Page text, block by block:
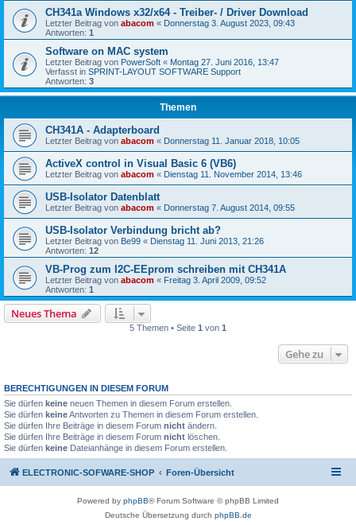
CH341a Windows x32/x64 - Treiber- / Driver Download
Letzter Beitrag von abacom « Donnerstag 3. August 2023, 09:43
Antworten: 1
Software on MAC system
Letzter Beitrag von PowerSoft « Montag 27. Juni 2016, 13:47
Verfasst in SPRINT-LAYOUT SOFTWARE Support
Antworten: 3
Themen
CH341A - Adapterboard
Letzter Beitrag von abacom « Donnerstag 11. Januar 2018, 10:05
ActiveX control in Visual Basic 6 (VB6)
Letzter Beitrag von abacom « Dienstag 11. November 2014, 13:46
USB-Isolator Datenblatt
Letzter Beitrag von abacom « Donnerstag 7. August 2014, 09:55
USB-Isolator Verbindung bricht ab?
Letzter Beitrag von Be99 « Dienstag 11. Juni 2013, 21:26
Antworten: 12
VB-Prog zum I2C-EEprom schreiben mit CH341A
Letzter Beitrag von abacom « Freitag 3. April 2009, 09:52
Antworten: 1
Neues Thema
5 Themen • Seite 1 von 1
Gehe zu
BERECHTIGUNGEN IN DIESEM FORUM
Sie dürfen keine neuen Themen in diesem Forum erstellen.
Sie dürfen keineAntworten zu Themen in diesem Forum erstellen.
Sie dürfen Ihre Beiträge in diesem Forum nicht ändern.
Sie dürfen Ihre Beiträge in diesem Forum nicht löschen.
Sie dürfen keine Dateianhänge in diesem Forum erstellen.
ELECTRONIC-SOFWARE-SHOP Foren-Übersicht
Powered by phpBB® Forum Software © phpBB Limited
Deutsche Übersetzung durch phpBB.de